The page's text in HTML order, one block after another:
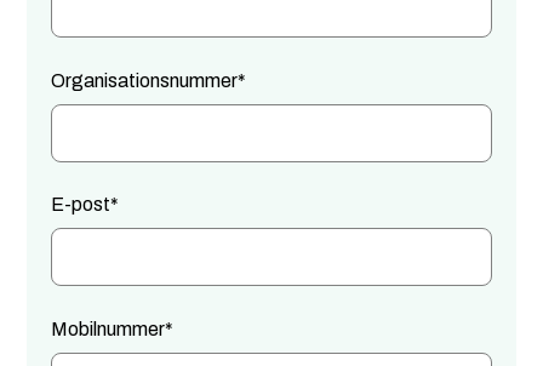
Organisationsnummer*
E-post*
Mobilnummer*